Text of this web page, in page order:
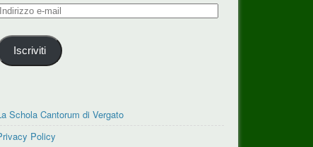
Indirizzo
Iscriviti
Schola Cantorum di Vergato
Policy